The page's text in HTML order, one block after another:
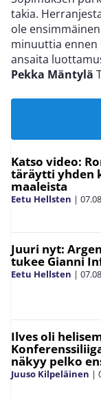
takia.
ole
minuuttia ennen
ansaita
Pekka Mäntylä
Katso video:
täräytti yhden
maaleista
Eetu Hellsten |
Juuri nyt:
tukee Gianni
Eetu Hellsten |
Ilves oli
näkyy pelko
Juuso Kilpeläinen |